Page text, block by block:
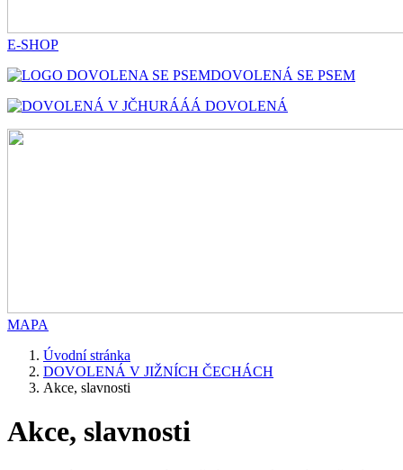
E-SHOP
DOVOLENÁ SE PSEM
HURÁÁÁ DOVOLENÁ
MAPA
Úvodní stránka
DOVOLENÁ V JIŽNÍCH ČECHÁCH
Akce, slavnosti
Akce, slavnosti